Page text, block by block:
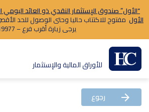
“الأول” صندوق الإستثمار النقدي ذو العائد
الأول مفتوح للاكتتاب حاليا وحتى الوصول للحد
يرجى زيارة أقرب فرع – 19977
للأوراق المالية والإستثمار
arrow_back رجوع